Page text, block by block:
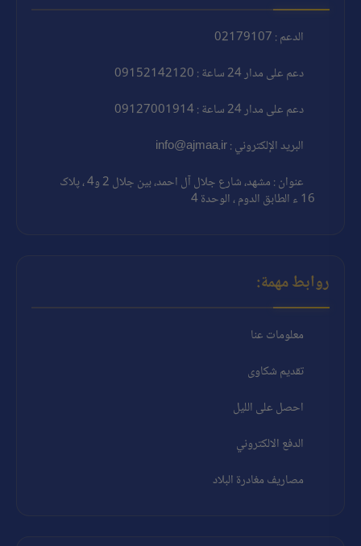
الدعم : 02179107
دعم على مدار 24 ساعة : 09152142120
دعم على مدار 24 ساعة : 09127001914
البريد الإلكتروني : info@ajmaa.ir
عنوان : مشهد، شارع جلال آل احمد، بين جلال 2 و4 ، پلاک
16 ء الطابق الدوم ، الوحدة 4
روابط مهمة:
معلومات عنا
تقديم شكاوى
احصل على الليل
الدفع الالكتروني
مصاريف مغادرة البلاد